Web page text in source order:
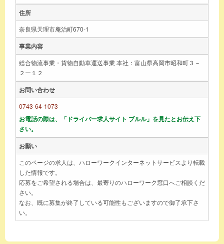
住所
奈良県天理市庵治町670-1
事業内容
総合物流事業・貨物自動車運送事業 本社：富山県高岡市昭和町３－
２ー１２
お問い合わせ
0743-64-1073
お電話の際は、「ドライバー求人サイト ブルル」を見たとお伝え下
さい。
お願い
このページの求人は、ハローワークインターネットサービスより転載
した情報です。
応募をご希望される場合は、最寄りのハローワーク窓口へご相談くだ
さい。
なお、既に募集が終了している可能性もございますので御了承下さ
い。